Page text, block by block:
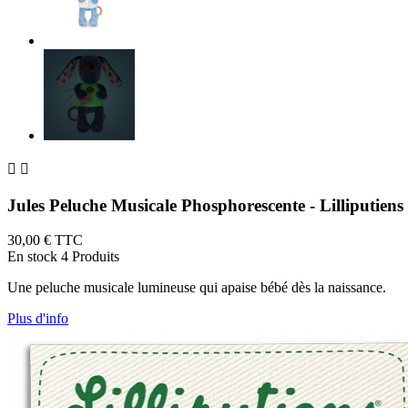
 
Jules Peluche Musicale Phosphorescente - Lilliputiens
30,00 € TTC
En stock 4 Produits
Une peluche musicale lumineuse qui apaise bébé dès la naissance.
Plus d'info